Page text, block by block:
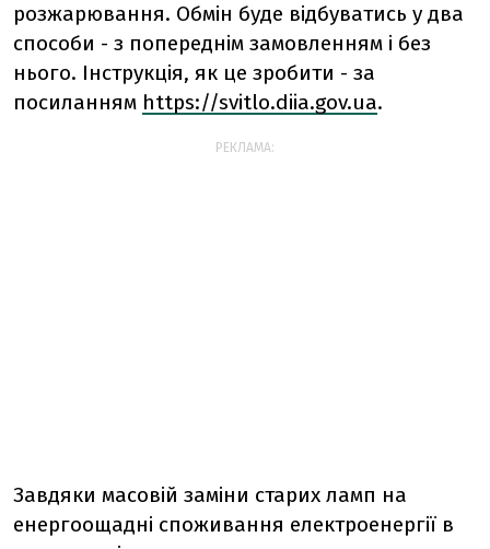
розжарювання. Обмін буде відбуватись у два
способи - з попереднім замовленням і без
нього. Інструкція, як це зробити - за
посиланням https://svitlo.diia.gov.ua.
РЕКЛАМА:
Завдяки масовій заміни старих ламп на
енергоощадні споживання електроенергії в